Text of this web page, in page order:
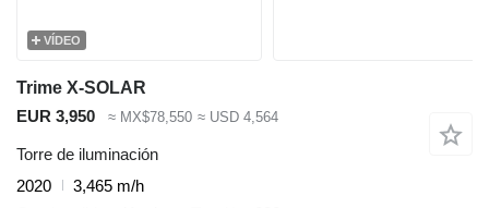
VÍDEO
Trime X-SOLAR
EUR 3,950
≈ MX$78,550 ≈ USD 4,564
Torre de iluminación
2020
3,465 m/h